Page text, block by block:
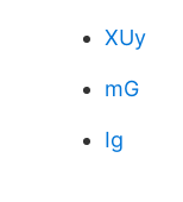
XUy
mG
Ig